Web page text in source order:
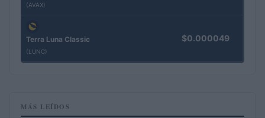
(AVAX)
Terra Luna Classic
(LUNC)
$0.000049
MÁS LEÍDOS